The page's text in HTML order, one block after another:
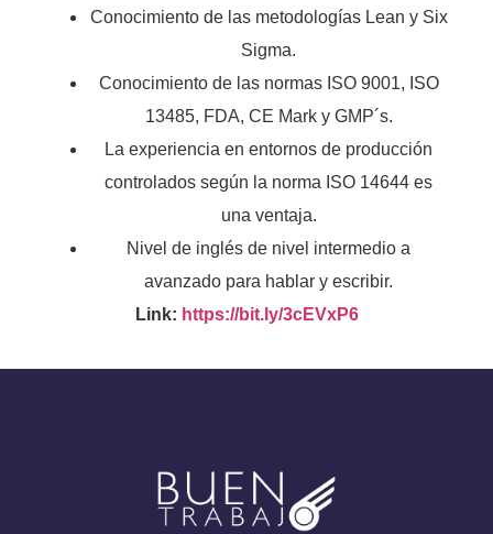
Conocimiento de las metodologías Lean y Six
Sigma.
Conocimiento de las normas ISO 9001, ISO
13485, FDA, CE Mark y GMP´s.
La experiencia en entornos de producción
controlados según la norma ISO 14644 es
una ventaja.
Nivel de inglés de nivel intermedio a
avanzado para hablar y escribir.
Link: https://bit.ly/3cEVxP6